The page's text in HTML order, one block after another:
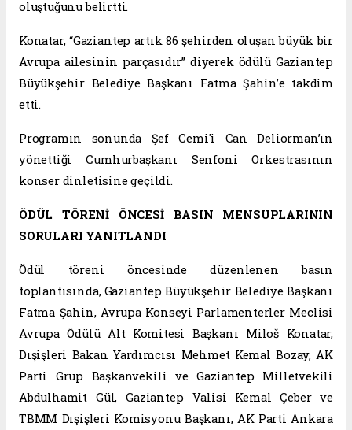
oluştuğunu belirtti.
Konatar, “Gaziantep artık 86 şehirden oluşan büyük bir
Avrupa ailesinin parçasıdır” diyerek ödülü Gaziantep
Büyükşehir Belediye Başkanı Fatma Şahin’e takdim
etti.
Programın sonunda Şef Cemi'i Can Deliorman’ın
yönettiği Cumhurbaşkanı Senfoni Orkestrasının
konser dinletisine geçildi.
ÖDÜL TÖRENİ ÖNCESİ BASIN MENSUPLARININ
SORULARI YANITLANDI
Ödül töreni öncesinde düzenlenen basın
toplantısında, Gaziantep Büyükşehir Belediye Başkanı
Fatma Şahin, Avrupa Konseyi Parlamenterler Meclisi
Avrupa Ödülü Alt Komitesi Başkanı Miloš Konatar,
Dışişleri Bakan Yardımcısı Mehmet Kemal Bozay, AK
Parti Grup Başkanvekili ve Gaziantep Milletvekili
Abdulhamit Gül, Gaziantep Valisi Kemal Çeber ve
TBMM Dışişleri Komisyonu Başkanı, AK Parti Ankara